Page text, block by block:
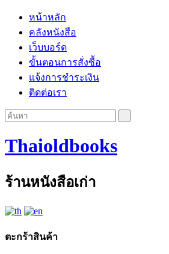
หน้าหลัก
คลังหนังสือ
เว็บบอร์ด
ขั้นตอนการสั่งซื้อ
แจ้งการชำระเงิน
ติดต่อเรา
Thaioldbooks
ร้านหนังสือเก่า
ตะกร้าสินค้า